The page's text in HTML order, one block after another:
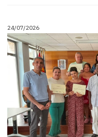
24/07/2026